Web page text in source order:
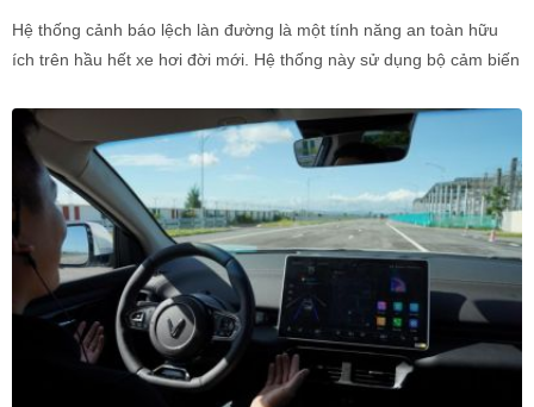
Hệ thống cảnh báo lệch làn đường là một tính năng an toàn hữu
ích trên hầu hết xe hơi đời mới. Hệ thống này sử dụng bộ cảm biến
không có bất kỳ tín hiệu nào thông báo cho các phương tiện khác
về sự thay đổi hướng đi và cảnh báo tài xế.